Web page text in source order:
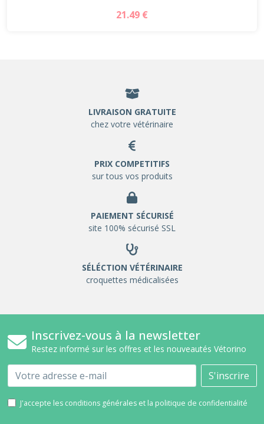
21.49 €
LIVRAISON GRATUITE
chez votre vétérinaire
PRIX COMPETITIFS
sur tous vos produits
PAIEMENT SÉCURISÉ
site 100% sécurisé SSL
SÉLÉCTION VÉTÉRINAIRE
croquettes médicalisées
Inscrivez-vous à la newsletter
Restez informé sur les offres et les nouveautés Vétorino
Email S'inscrire
J'accepte les conditions générales et la politique de confidentialité